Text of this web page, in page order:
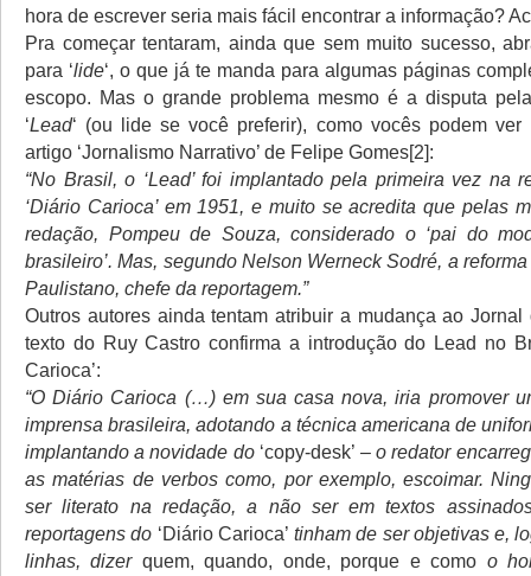
hora de escrever seria mais fácil encontrar a informação?
Pra começar tentaram, ainda que sem muito sucesso,
para ‘lide‘, o que já te manda para algumas páginas
escopo. Mas o grande problema mesmo é a disputa
‘Lead‘ (ou lide se você preferir), como vocês podem ver
artigo ‘Jornalismo Narrativo’ de Felipe Gomes[2]:
“No Brasil, o ‘Lead’ foi implantado pela primeira vez na
‘Diário Carioca’ em 1951, e muito se acredita que pelas
redação, Pompeu de Souza, considerado o ‘pai do
brasileiro’. Mas, segundo Nelson Werneck Sodré, a
Paulistano, chefe da reportagem.”
Outros autores ainda tentam atribuir a mudança ao
texto do Ruy Castro confirma a introdução do Lead no
Carioca’:
“O Diário Carioca (…) em sua casa nova, iria promover
imprensa brasileira, adotando a técnica americana de
implantando a novidade do ‘copy-desk’ – o redator
as matérias de verbos como, por exemplo, escoimar.
ser literato na redação, a não ser em textos
reportagens do ‘Diário Carioca’ tinham de ser objetivas e,
linhas, dizer quem, quando, onde, porque e como o